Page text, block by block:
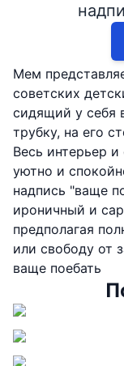
Мем
советских
сидящий у себя
трубку, на его
Весь интерьер
уютно и
надпись "ваще
ироничный и
предполагая
или свободу от
ваще поебать